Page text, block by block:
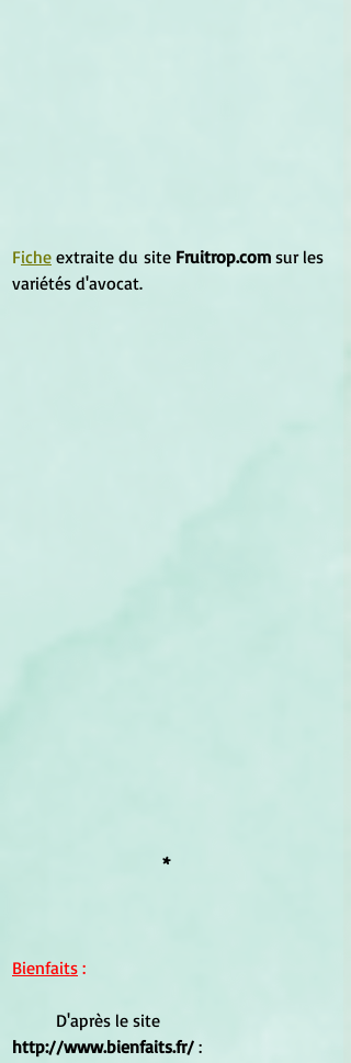
Fiche extraite du site Fruitrop.com sur les
variétés d'avocat.
*
Bienfaits :
	D'après le site
http://www.bienfaits.fr/ :